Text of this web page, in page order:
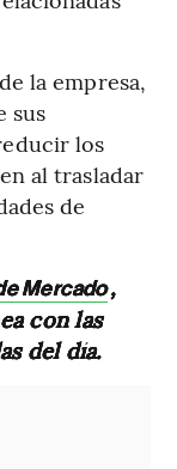
la empresa,
sus
los
al trasladar
de
Mercado,
con las
del día.